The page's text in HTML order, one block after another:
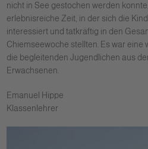
nicht in See gestochen werden
erlebnisreiche Zeit, in der sich die
interessiert und tatkräftig in den
Chiemseewoche stellten. Es war eine
die begleitenden Jugendlichen aus
Erwachsenen.
Emanuel Hippe
Klassenlehrer